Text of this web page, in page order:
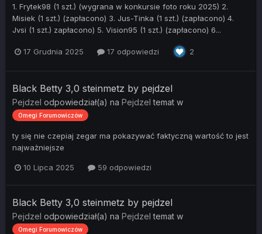
1. Frytek98 (1 szt.) (wygrana w konkursie foto roku 2025) 2.
Misiek (1 szt.) (zapłacono) 3. Jus-Tinka (1 szt.) (zapłacono) 4.
Jvsi (1 szt.) zapłacono) 5. Vision95 (1 szt.) (zapłacono) 6...
17 Grudnia 2025 17 odpowiedzi 2
Black Betty 3,0 steinmetz by pejdzel
Pejdzel odpowiedział(a) na Pejdzel temat w
Omegi Forumowiczów
ty się nie czepiaj zegar ma pokazywać faktyczną wartość to jest
najważniejsze
10 Lipca 2025 59 odpowiedzi
Black Betty 3,0 steinmetz by pejdzel
Pejdzel odpowiedział(a) na Pejdzel temat w
Omegi Forumowiczów